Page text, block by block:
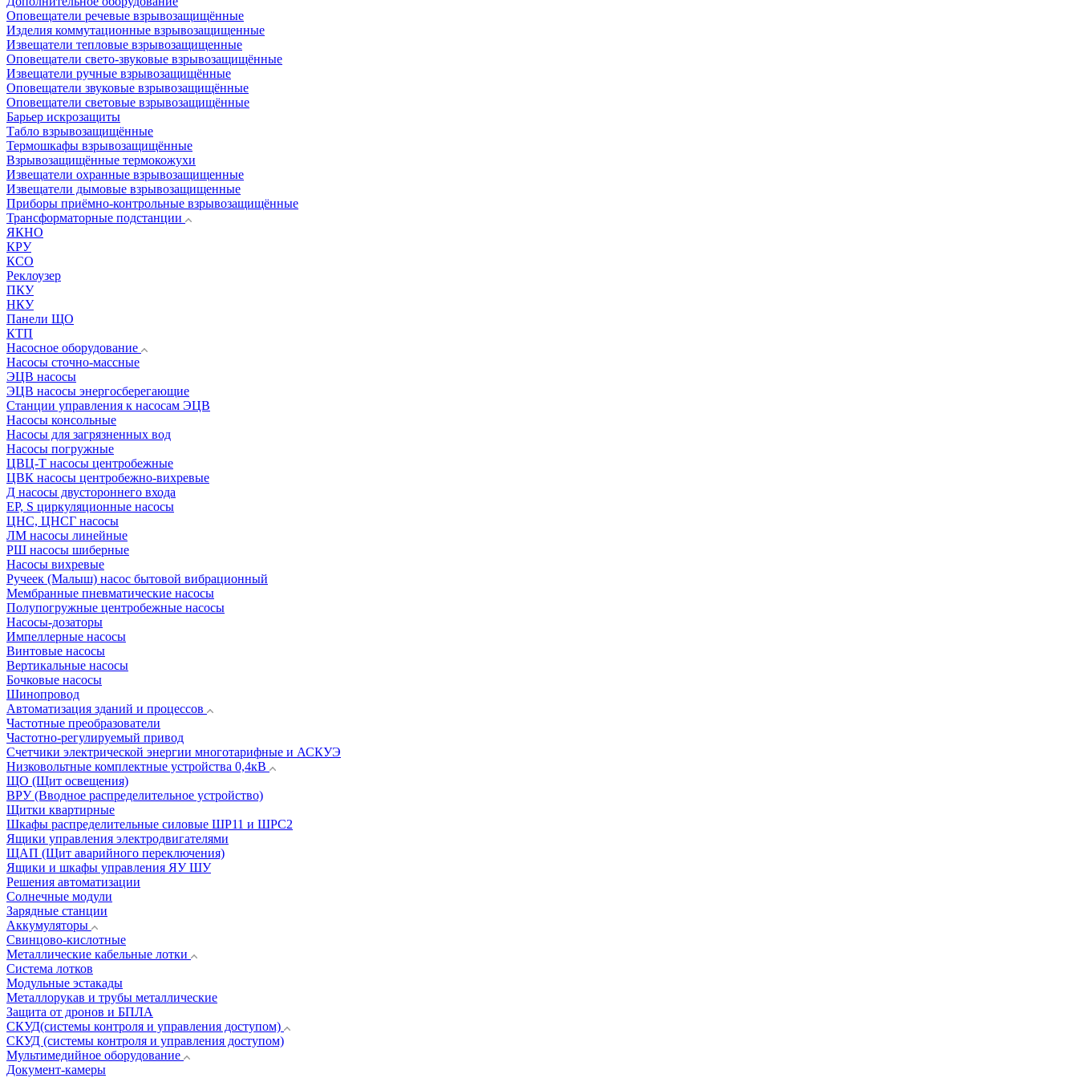
Оповещатели речевые взрывозащищённые
Изделия коммутационные взрывозащищенные
Извещатели тепловые взрывозащищенные
Оповещатели свето-звуковые взрывозащищённые
Извещатели ручные взрывозащищённые
Оповещатели звуковые взрывозащищённые
Оповещатели световые взрывозащищённые
Барьер искрозащиты
Табло взрывозащищённые
Термошкафы взрывозащищённые
Взрывозащищённые термокожухи
Извещатели охранные взрывозащищенные
Извещатели дымовые взрывозащищенные
Приборы приёмно-контрольные взрывозащищённые
Трансформаторные подстанции
ЯКНО
КРУ
КСО
Реклоузер
ПКУ
НКУ
Панели ЩО
КТП
Насосное оборудование
Насосы сточно-массные
ЭЦВ насосы
ЭЦВ насосы энергосберегающие
Станции управления к насосам ЭЦВ
Насосы консольные
Насосы для загрязненных вод
Насосы погружные
ЦВЦ-Т насосы центробежные
ЦВК насосы центробежно-вихревые
Д насосы двустороннего входа
EP, S циркуляционные насосы
ЦНС, ЦНСГ насосы
ЛМ насосы линейные
РШ насосы шиберные
Насосы вихревые
Ручеек (Малыш) насос бытовой вибрационный
Мембранные пневматические насосы
Полупогружные центробежные насосы
Насосы-дозаторы
Импеллерные насосы
Винтовые насосы
Вертикальные насосы
Бочковые насосы
Шинопровод
Автоматизация зданий и процессов
Частотные преобразователи
Частотно-регулируемый привод
Счетчики электрической энергии многотарифные и АСКУЭ
Низковольтные комплектные устройства 0,4кВ
ЩО (Щит освещения)
ВРУ (Вводное распределительное устройство)
Щитки квартирные
Шкафы распределительные силовые ШР11 и ШРС2
Ящики управления электродвигателями
ЩАП (Щит аварийного переключения)
Ящики и шкафы управления ЯУ ШУ
Решения автоматизации
Солнечные модули
Зарядные станции
Аккумуляторы
Свинцово-кислотные
Металлические кабельные лотки
Система лотков
Модульные эстакады
Металлорукав и трубы металлические
Защита от дронов и БПЛА
СКУД(системы контроля и управления доступом)
СКУД (системы контроля и управления доступом)
Мультимедийное оборудование
Документ-камеры